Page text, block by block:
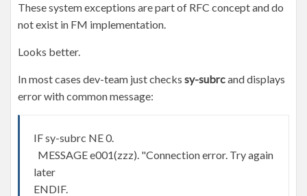
These system exceptions are part of RFC concept and do
not exist in FM implementation.
Looks better.
In most cases dev-team just checks sy-subrcand displays
error with common message:
IF sy-subrc NE 0.
MESSAGE e001(zzz). "Connection error. Try again
later
ENDIF.